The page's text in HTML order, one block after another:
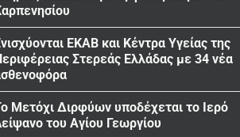
ΕΚΑΒ και Κέντρα Υγείας της
Στερεάς Ελλάδας με 34 νέα
Μετόχι Διρφύων υποδέχεται το Ιερό
του Αγίου Γεωργίου